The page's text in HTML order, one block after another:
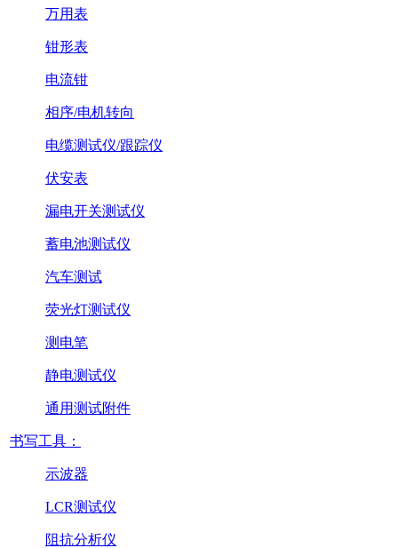
万用表
钳形表
电流钳
相序/电机转向
电缆测试仪/跟踪仪
伏安表
漏电开关测试仪
蓄电池测试仪
汽车测试
荧光灯测试仪
测电笔
静电测试仪
通用测试附件
书写工具：
示波器
LCR测试仪
阻抗分析仪